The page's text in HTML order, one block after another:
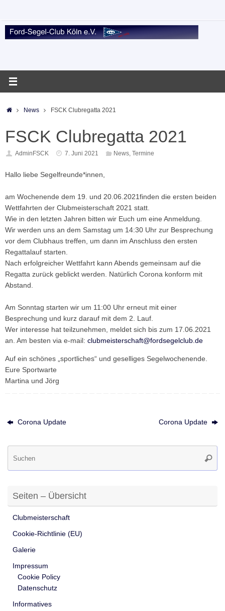
springen
Startseite
News FSCK Clubregatta 2021
FSCK Clubregatta 2021
AdminFSCK 7. Juni 2021 News, Termine
Hallo liebe Segelfreunde*innen,
am Wochenende dem 19. und 20.06.2021finden die ersten beiden
Wettfahrten der Clubmeisterschaft 2021 statt.
Wie in den letzten Jahren bitten wir Euch um eine Anmeldung.
Wir werden uns an dem Samstag um 14:30 Uhr zur Besprechung
vor dem Clubhaus treffen, um dann im Anschluss den ersten
Regattalauf starten.
Nach erfolgreicher Wettfahrt kann Abends gemeinsam auf die
Regatta zurück geblickt werden. Natürlich Corona konform mit
Abstand.
Am Sonntag starten wir um 11:00 Uhr erneut mit einer
Besprechung und kurz darauf mit dem 2. Lauf.
Wer interesse hat teilzunehmen, meldet sich bis zum 17.06.2021
an. Am besten via e-mail: clubmeisterschaft@fordsegelclub.de
Auf ein schönes „sportliches“ und geselliges Segelwochenende.
Eure Sportwarte
Martina und Jörg
Corona Update Corona Update
Seiten – Übersicht
Clubmeisterschaft
Cookie-Richtlinie (EU)
Galerie
Impressum
Cookie Policy
Datenschutz
Informatives